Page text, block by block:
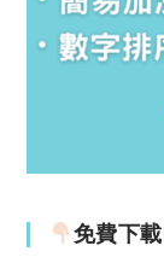
免費下